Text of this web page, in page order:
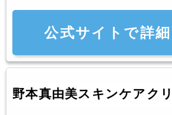
公式サイトで詳
野本真由美スキンケアク